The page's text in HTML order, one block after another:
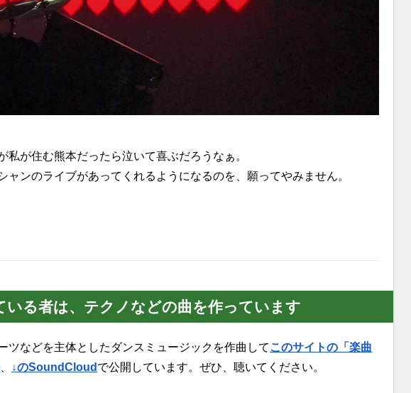
私が住む熊本だったら泣いて喜ぶだろうなぁ。
ャンのライブがあってくれるようになるのを、願ってやみません。
いる者は、テクノなどの曲を作っています
ツなどを主体としたダンスミュージックを作曲して このサイトの「楽曲
↓のSoundCloud で公開しています。ぜひ、聴いてください。